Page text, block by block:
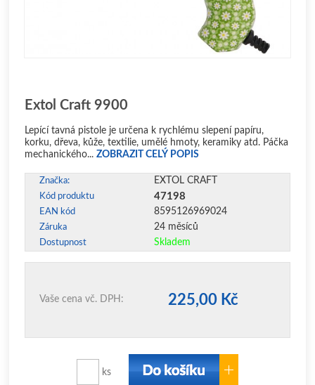
Extol Craft 9900
Lepící tavná pistole je určena k rychlému slepení papíru,
korku, dřeva, kůže, textilie, umělé hmoty, keramiky atd. Páčka
mechanického... ZOBRAZIT CELÝ POPIS
Značka: EXTOL CRAFT
Kód produktu 47198
EAN kód 8595126969024
Záruka 24 měsíců
Dostupnost Skladem
Vaše cena vč. DPH: 225,00 Kč
ks